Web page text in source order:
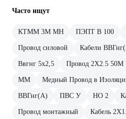
Часто ищут
КТММ 3М МН ПЭПТ В 100
Провод силовой Кабели
Ввгнг 5х2,5 Провод 2Х2.5 50М
ММ Медный Провод в
ВВГнг(A) ПВС У НО 2
Провод монтажный Кабель